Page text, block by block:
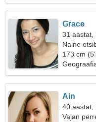
Grace
31 aastat,
Naine
173 cm
Ain
40 aastat,
Vajan